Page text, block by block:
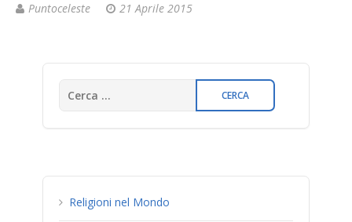
Puntoceleste 21 Aprile 2015
Religioni nel Mondo